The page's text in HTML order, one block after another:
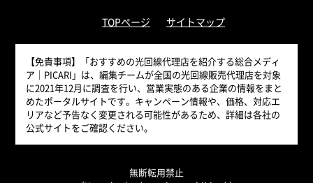
TOPページ サイトマップ
【免責事項】
「おすすめの光回線代理店を紹介する総合メディ
ア｜PICARI」は、編集チームが全国の光回線販売代理店を対象
に2021年12月に調査を行い、営業実態のある企業の情報をまと
めたポータルサイトです。キャンペーン情報や、価格、対応エ
リアなど予告なく変更される可能性があるため、詳細は各社の
公式サイトをご確認ください。
無断転用禁止